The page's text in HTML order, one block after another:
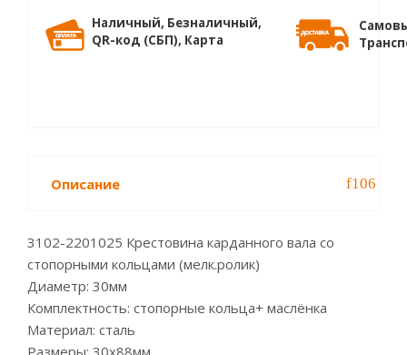
Наличный, Безналичный,
QR-код (СБП), Карта
Описание
3102-2201025 Крестовина карданного вала со
стопорными кольцами (мелк.ролик)
Диаметр: 30мм
Комплектность: стопорные кольца+ маслёнка
Материал: сталь
Размеры: 30х88мм